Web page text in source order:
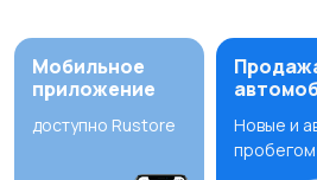
Мобильное
приложение
доступно Rustore
Новые и
пробегом